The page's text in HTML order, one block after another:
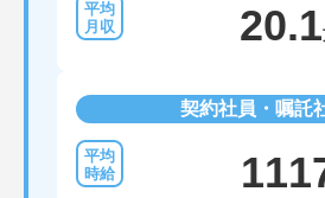
20.1
契約社員・嘱託